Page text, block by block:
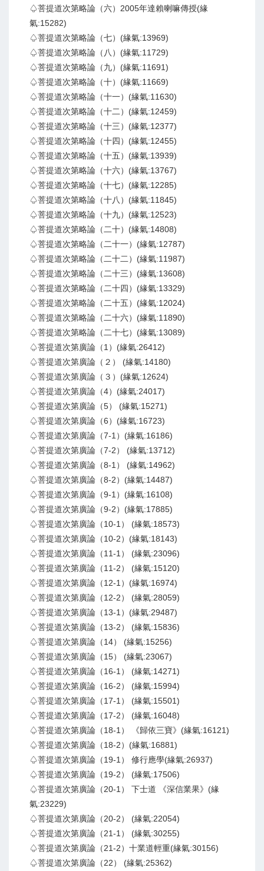
♤菩提道次第略論（六）2005年達賴喇嘛傳授(緣
氣:15282)
♤菩提道次第略論（七）(緣氣:13969)
♤菩提道次第略論（八）(緣氣:11729)
♤菩提道次第略論（九）(緣氣:11691)
♤菩提道次第略論（十）(緣氣:11669)
♤菩提道次第略論（十一）(緣氣:11630)
♤菩提道次第略論（十二）(緣氣:12459)
♤菩提道次第略論（十三）(緣氣:12377)
♤菩提道次第略論（十四）(緣氣:12455)
♤菩提道次第略論（十五）(緣氣:13939)
♤菩提道次第略論（十六）(緣氣:13767)
♤菩提道次第略論（十七）(緣氣:12285)
♤菩提道次第略論（十八）(緣氣:11845)
♤菩提道次第略論（十九）(緣氣:12523)
♤菩提道次第略論（二十）(緣氣:14808)
♤菩提道次第略論（二十一）(緣氣:12787)
♤菩提道次第略論（二十二）(緣氣:11987)
♤菩提道次第略論（二十三）(緣氣:13608)
♤菩提道次第略論（二十四）(緣氣:13329)
♤菩提道次第略論（二十五）(緣氣:12024)
♤菩提道次第略論（二十六）(緣氣:11890)
♤菩提道次第略論（二十七）(緣氣:13089)
♤菩提道次第廣論（1）(緣氣:26412)
♤菩提道次第廣論（２） (緣氣:14180)
♤菩提道次第廣論（３）(緣氣:12624)
♤菩提道次第廣論（4）(緣氣:24017)
♤菩提道次第廣論（5） (緣氣:15271)
♤菩提道次第廣論（6）(緣氣:16723)
♤菩提道次第廣論（7-1）(緣氣:16186)
♤菩提道次第廣論（7-2） (緣氣:13712)
♤菩提道次第廣論（8-1） (緣氣:14962)
♤菩提道次第廣論（8-2）(緣氣:14487)
♤菩提道次第廣論（9-1）(緣氣:16108)
♤菩提道次第廣論（9-2）(緣氣:17885)
♤菩提道次第廣論（10-1） (緣氣:18573)
♤菩提道次第廣論（10-2）(緣氣:18143)
♤菩提道次第廣論（11-1） (緣氣:23096)
♤菩提道次第廣論（11-2） (緣氣:15120)
♤菩提道次第廣論（12-1）(緣氣:16974)
♤菩提道次第廣論（12-2） (緣氣:28059)
♤菩提道次第廣論（13-1）(緣氣:29487)
♤菩提道次第廣論（13-2） (緣氣:15836)
♤菩提道次第廣論（14） (緣氣:15256)
♤菩提道次第廣論（15） (緣氣:23067)
♤菩提道次第廣論（16-1） (緣氣:14271)
♤菩提道次第廣論（16-2） (緣氣:15994)
♤菩提道次第廣論（17-1） (緣氣:15501)
♤菩提道次第廣論（17-2） (緣氣:16048)
♤菩提道次第廣論（18-1） 《歸依三寶》(緣氣:16121)
♤菩提道次第廣論（18-2）(緣氣:16881)
♤菩提道次第廣論（19-1） 修行應學(緣氣:26937)
♤菩提道次第廣論（19-2） (緣氣:17506)
♤菩提道次第廣論（20-1） 下士道 《深信業果》(緣
氣:23229)
♤菩提道次第廣論（20-2） (緣氣:22054)
♤菩提道次第廣論（21-1） (緣氣:30255)
♤菩提道次第廣論（21-2）十業道輕重(緣氣:30156)
♤菩提道次第廣論（22） (緣氣:25362)